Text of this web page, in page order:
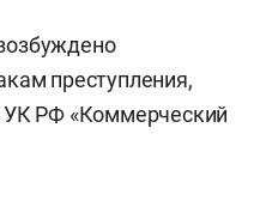
преступления,
УК РФ «Коммерческий